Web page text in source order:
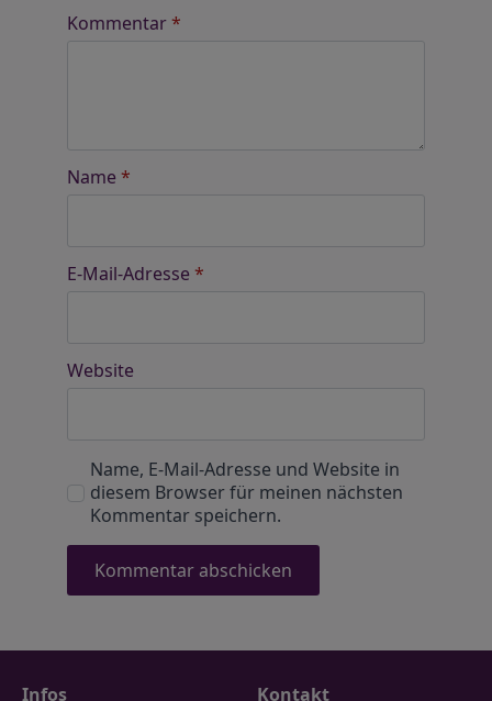
Kommentar*
Name *
E-Mail-Adresse *
Website
Name, E-Mail-Adresse und Website in
diesem Browser für meinen nächsten
Kommentar speichern.
Infos Kontakt